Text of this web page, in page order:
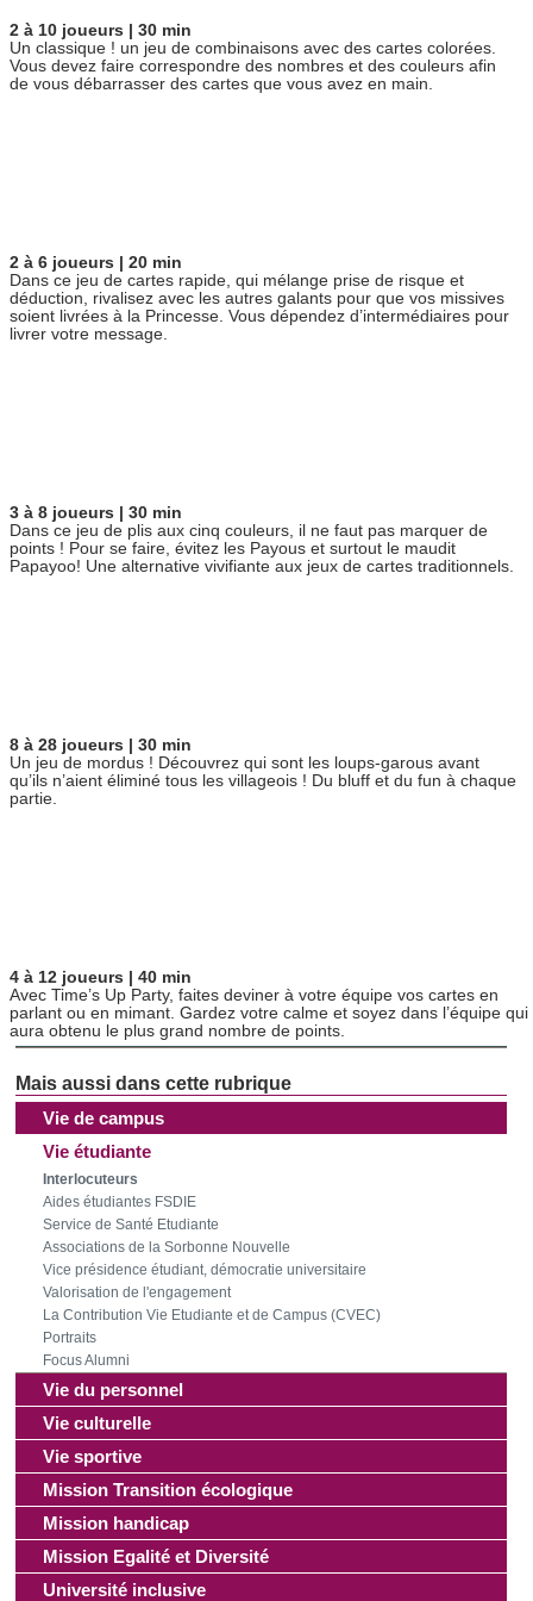
notre site avec nos partenaires de médias sociaux, de
publicité et d'analyse, qui peuvent combiner celles-ci avec
d'autres informations que vous leur avez fournies ou qu'ils
Vie de campus
Vie étudiante
Interlocuteurs
Aides étudiantes FSDIE
Service de Santé Etudiante
Associations de la Sorbonne Nouvelle
Vice présidence étudiant, démocratie universitaire
Valorisation de l'engagement
La Contribution Vie Etudiante et de Campus (CVEC)
Portraits
Focus Alumni
Vie du personnel
Vie culturelle
Vie sportive
Mission Transition écologique
Mission handicap
Mission Egalité et Diversité
Université inclusive
2 à 10 joueurs | 30 min
Un classique ! un jeu de combinaisons avec des cartes colorées.
Vous devez faire correspondre des nombres et des couleurs afin
de vous débarrasser des cartes que vous avez en main.
2 à 6 joueurs | 20 min
Dans ce jeu de cartes rapide, qui mélange prise de risque et
déduction, rivalisez avec les autres galants pour que vos missives
soient livrées à la Princesse. Vous dépendez d’intermédiaires pour
livrer votre message.
3 à 8 joueurs | 30 min
Dans ce jeu de plis aux cinq couleurs, il ne faut pas marquer de
points ! Pour se faire, évitez les Payous et surtout le maudit
Papayoo! Une alternative vivifiante aux jeux de cartes traditionnels.
8 à 28 joueurs | 30 min
Un jeu de mordus ! Découvrez qui sont les loups-garous avant
qu’ils n’aient éliminé tous les villageois ! Du bluff et du fun à chaque
partie.
4 à 12 joueurs | 40 min
Avec Time’s Up Party, faites deviner à votre équipe vos cartes en
parlant ou en mimant. Gardez votre calme et soyez dans l’équipe qui
aura obtenu le plus grand nombre de points.